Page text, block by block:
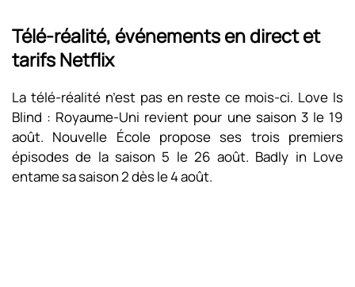
Télé-réalité, événements en direct et
tarifs Netflix
La télé-réalité n’est pas en reste ce mois-ci. Love Is
Blind : Royaume-Uni revient pour une saison 3 le 19
août. Nouvelle École propose ses trois premiers
épisodes de la saison 5 le 26 août. Badly in Love
entame sa saison 2 dès le 4 août.